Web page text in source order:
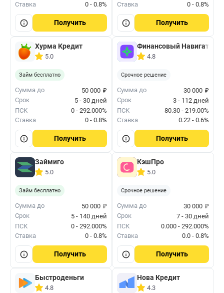
Ставка
0 - 0.8%
Получить
Ставка
0 - 0.8%
Получить
Хурма Кредит
5.0
Займ бесплатно
Сумма до 50 000 ₽
Срок
5 - 30 дней
ПСК
0 - 292.000%
Ставка
0 - 0.8%
Получить
Финансовый Навигатор
4.8
Срочное решение
Сумма до 30 000 ₽
Срок
3 - 112 дней
ПСК
80.30 - 219.00%
Ставка
0.22 - 0.6%
Получить
Займиго
5.0
Займ бесплатно
Сумма до 50 000 ₽
Срок
5 - 140 дней
ПСК
0 - 292.000%
Ставка
0 - 0.8%
Получить
КэшПро
5.0
Срочное решение
Сумма до 30 000 ₽
Срок
7 - 30 дней
ПСК
0.000 - 292.000%
Ставка
0.0 - 0.8%
Получить
Быстроденьги
4.8
Нова Кредит
4.3